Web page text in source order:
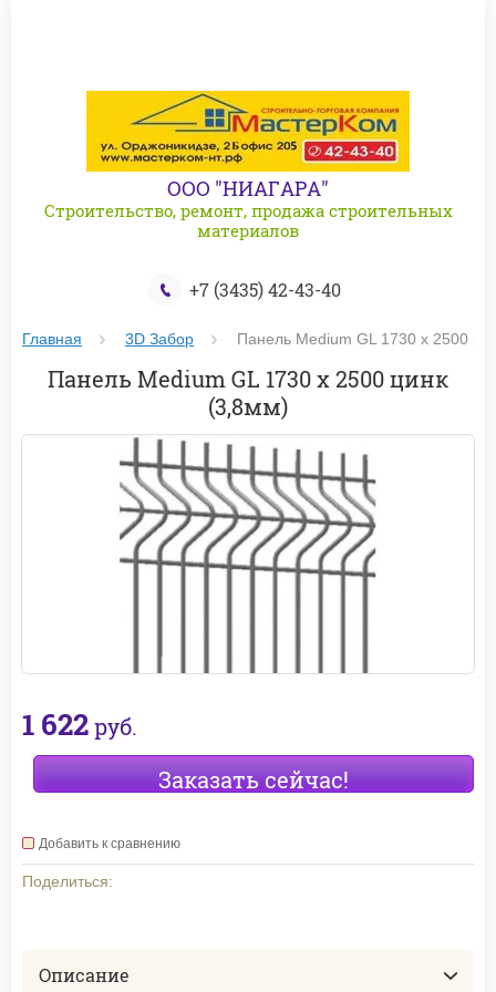
ООО "НИАГАРА"
Строительство, ремонт, продажа строительных
материалов
+7 (3435) 42-43-40
Главная 3D Забор Панель Medium GL 1730 х 2500
Панель Medium GL 1730 х 2500 цинк
(3,8мм)
1 622руб.
Заказать сейчас!
Добавить к сравнению
Поделиться:
Описание